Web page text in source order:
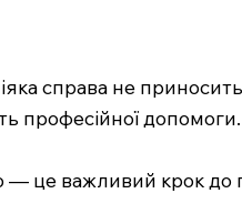
справа не
професійної
це важливий крок до